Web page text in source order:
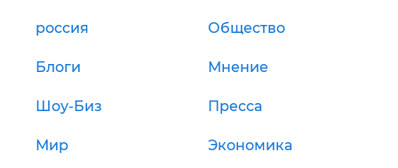
россия Общество
Блоги Мнение
Шоу-Биз Пресса
Мир Экономика